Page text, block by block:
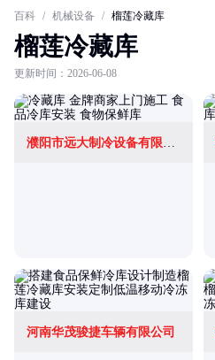
百科 / 机械设备 / 榴莲冷藏库
榴莲冷藏库
更新时间：2026-06-08
濮阳市远大制冷设备有限公司
河南华茂骏捷车辆有限公司